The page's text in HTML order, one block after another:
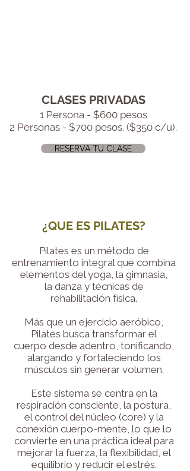
CLASES PRIVADAS
1 Persona - $600 pesos
2 Personas - $700 pesos. ($350 c/u).
RESERVA TU CLASE
¿QUE ES PILATES?
Pilates es un método de
entrenamiento integral que combina
elementos del yoga, la gimnasia,
la danza y técnicas de
rehabilitación física.
Más que un ejercicio aeróbico,
Pilates busca transformar el
cuerpo desde adentro, tonificando,
alargando y fortaleciendo los
músculos sin generar volumen.
Este sistema se centra en la
respiración consciente, la postura,
el control del núcleo (core) y la
conexión cuerpo-mente, lo que lo
convierte en una práctica ideal para
mejorar la fuerza, la flexibilidad, el
equilibrio y reducir el estrés.